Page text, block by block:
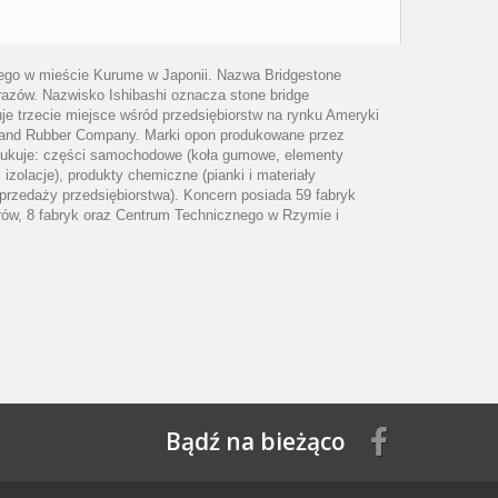
w mieście Kurume w Japonii. Nazwa Bridgestone
Nazwisko Ishibashi oznacza stone bridge
trzecie miejsce wśród przedsiębiorstw na rynku Ameryki
Rubber Company. Marki opon produkowane przez
części samochodowe (koła gumowe, elementy
produkty chemiczne (pianki i materiały
przedsiębiorstwa). Koncern posiada 59 fabryk
8 fabryk oraz Centrum Technicznego w Rzymie i
Bądź na bieżąco